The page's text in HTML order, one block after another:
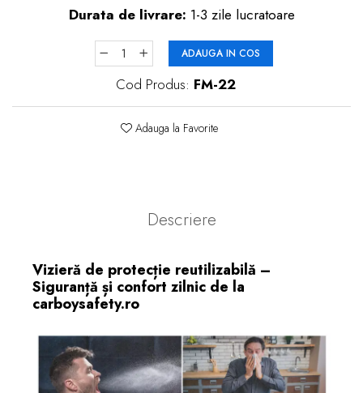
Durata de livrare: 1-3 zile lucratoare
ADAUGA IN COS
Cod Produs: FM-22
Adauga la Favorite
Descriere
Vizieră de protecție reutilizabilă –
Siguranță și confort zilnic de la
carboysafety.ro